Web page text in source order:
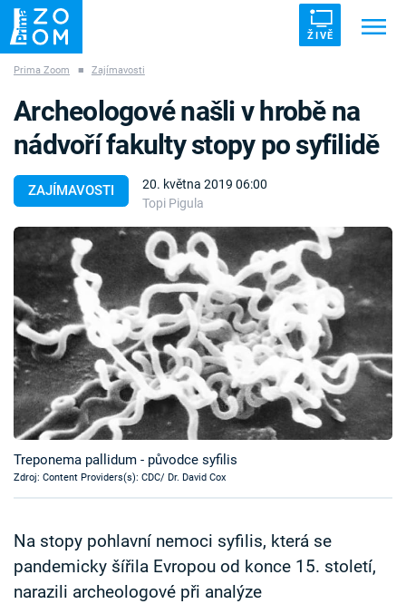
ŽIVĚ
ZÁHADY VETŘELCI DÁVNOVĚKU
Témata
Témata
Pořady
TV Program
Časopis
Sledujte prima+
Sledujte nás
Prima Zoom ■ Zajímavosti
ZAJÍMAVOSTI
20. května 2019 06:00
Topi Pigula
Archeologové našli v hrobě na
nádvoří fakulty stopy po syfilidě
Treponema pallidum - původce syfilis
Zdroj: Content Providers(s): CDC/ Dr. David Cox
Na stopy pohlavní nemoci syfilis, která se
pandemicky šířila Evropou od konce 15. století,
narazili archeologové při analýze